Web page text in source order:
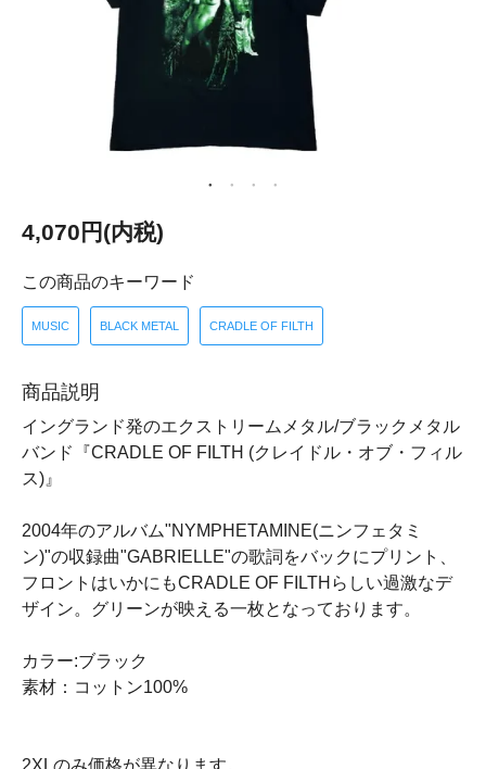
4,070円(内税)
この商品のキーワード
MUSIC BLACK METAL CRADLE OF FILTH
商品説明
イングランド発のエクストリームメタル/ブラックメタル
バンド『CRADLE OF FILTH (クレイドル・オブ・フィル
ス)』
2004年のアルバム"NYMPHETAMINE(ニンフェタミ
ン)"の収録曲"GABRIELLE"の歌詞をバックにプリント、
フロントはいかにもCRADLE OF FILTHらしい過激なデ
ザイン。グリーンが映える一枚となっております。
カラー:ブラック
素材：コットン100%